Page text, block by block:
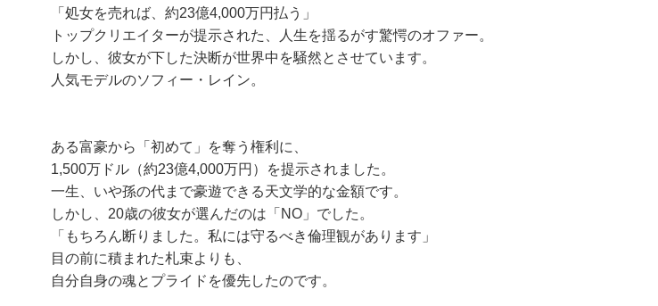
「処女を売れば、約23億4,000万円払う」
トップクリエイターが提示された、人生を揺るがす驚愕のオファー。
しかし、彼女が下した決断が世界中を騒然とさせています。
人気モデルのソフィー・レイン。
ある富豪から「初めて」を奪う権利に、
1,500万ドル（約23億4,000万円）を提示されました。
一生、いや孫の代まで豪遊できる天文学的な金額です。
しかし、20歳の彼女が選んだのは「NO」でした。
「もちろん断りました。私には守るべき倫理観があります」
目の前に積まれた札束よりも、
自分自身の魂とプライドを優先したのです。